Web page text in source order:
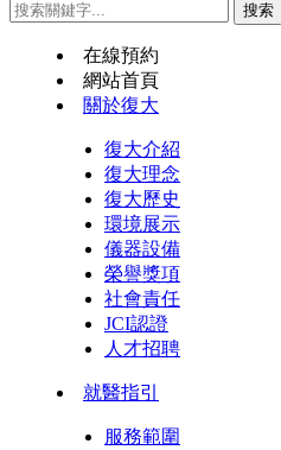
在線預約
網站首頁
關於復大
復大介紹
復大理念
復大歷史
環境展示
儀器設備
榮譽獎項
社會責任
JCI認證
人才招聘
就醫指引
服務範圍